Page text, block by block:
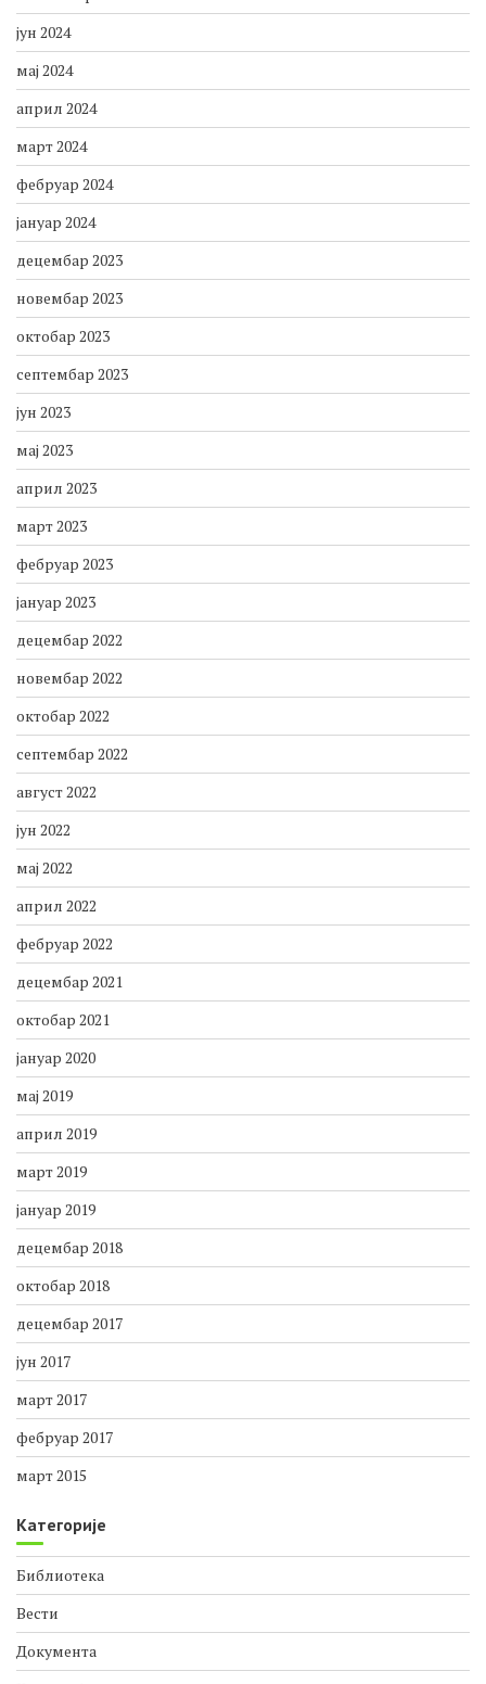
јун 2024
мај 2024
април 2024
март 2024
фебруар 2024
јануар 2024
децембар 2023
новембар 2023
октобар 2023
септембар 2023
јун 2023
мај 2023
април 2023
март 2023
фебруар 2023
јануар 2023
децембар 2022
новембар 2022
октобар 2022
септембар 2022
август 2022
јун 2022
мај 2022
април 2022
фебруар 2022
децембар 2021
октобар 2021
јануар 2020
мај 2019
април 2019
март 2019
јануар 2019
децембар 2018
октобар 2018
децембар 2017
јун 2017
март 2017
фебруар 2017
март 2015
Категорије
Библиотека
Вести
Документа